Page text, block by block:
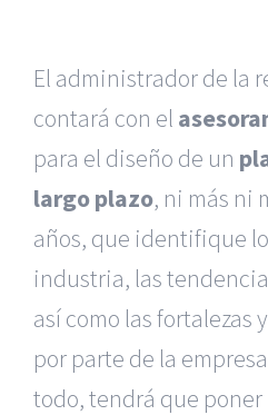
El administrador de la
contará con el
para el diseño de un
largo plazo, ni más ni
años, que identifique
industria, las
así como las fortalezas
por parte de la
todo, tendrá que poner